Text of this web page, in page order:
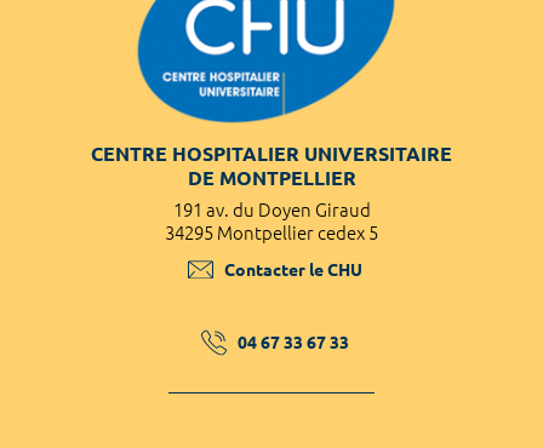
CENTRE HOSPITALIER UNIVERSITAIRE
DE MONTPELLIER
191 av. du Doyen Giraud
34295 Montpellier cedex 5
Contacter le CHU
04 67 33 67 33